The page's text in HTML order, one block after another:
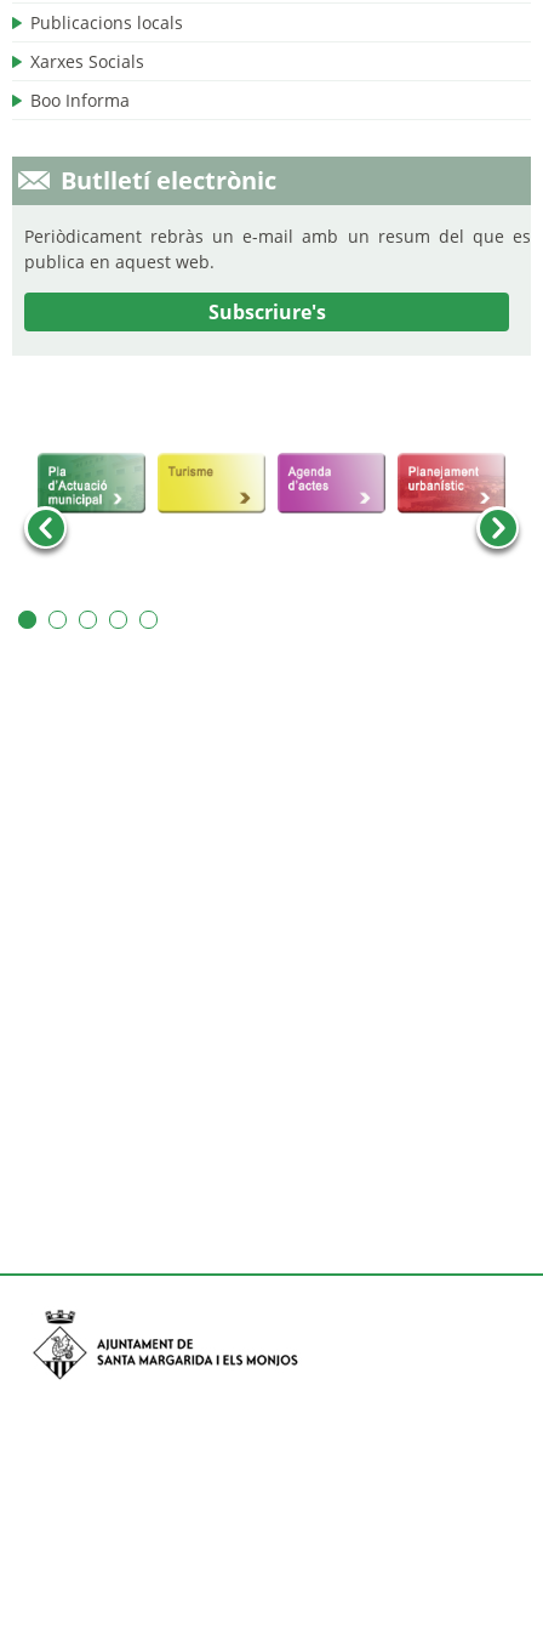
Publicacions locals
Xarxes Socials
Boo Informa
Butlletí electrònic
Periòdicament rebràs un e-mail amb un resum del que es
publica en aquest web.
Subscriure's